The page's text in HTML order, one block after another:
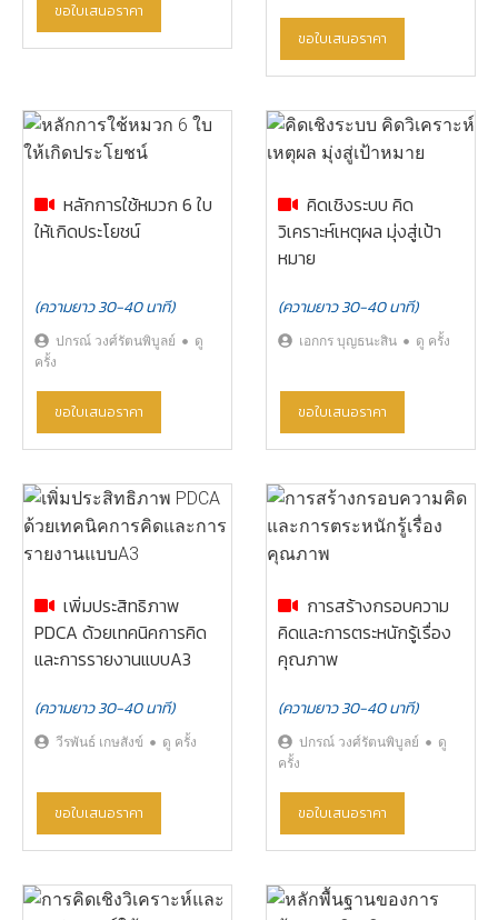
ขอใบเสนอราคา
ขอใบเสนอราคา
หลักการใช้หมวก 6 ใบ
ให้เกิดประโยชน์
(ความยาว 30-40 นาที)
ปกรณ์ วงศ์รัตนพิบูลย์ ดู
ครั้ง
ขอใบเสนอราคา
คิดเชิงระบบ คิด
วิเคราะห์เหตุผล มุ่งสู่เป้า
หมาย
(ความยาว 30-40 นาที)
เอกกร บุญธนะสิน ดู ครั้ง
ขอใบเสนอราคา
เพิ่มประสิทธิภาพ
PDCA ด้วยเทคนิคการคิด
และการรายงานแบบA3
(ความยาว 30-40 นาที)
วีรพันธ์ เกษสังข์ ดู ครั้ง
ขอใบเสนอราคา
การสร้างกรอบความ
คิดและการตระหนักรู้เรื่อง
คุณภาพ
(ความยาว 30-40 นาที)
ปกรณ์ วงศ์รัตนพิบูลย์ ดู
ครั้ง
ขอใบเสนอราคา